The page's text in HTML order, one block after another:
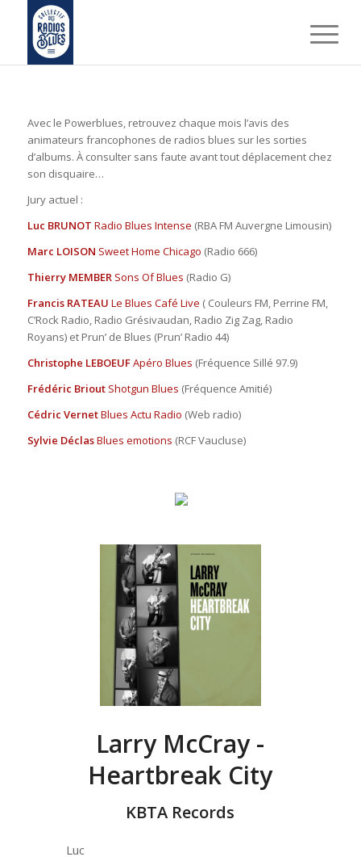
Avec le Powerblues, retrouvez chaque mois l’avis des
animateurs francophones de radios blues sur les sorties
d’albums. À consulter sans faute avant tout déplacement chez
son disquaire…
Jury actuel :
Luc BRUNOT Radio Blues Intense (RBA FM Auvergne Limousin)
Marc LOISON Sweet Home Chicago (Radio 666)
Thierry MEMBER Sons Of Blues (Radio G)
Francis RATEAU Le Blues Café Live ( Couleurs FM, Perrine FM,
C’Rock Radio, Radio Grésivaudan, Radio Zig Zag, Radio
Royans) et Prun’ de Blues (Prun’ Radio 44)
Christophe LEBOEUFApéro Blues (Fréquence Sillé 97.9)
Frédéric Briout Shotgun Blues (Fréquence Amitié)
Cédric VernetBlues Actu Radio (Web radio)
Sylvie DéclasBlues emotions (RCF Vaucluse)
Larry McCray -
Heartbreak City
KBTA Records
Luc